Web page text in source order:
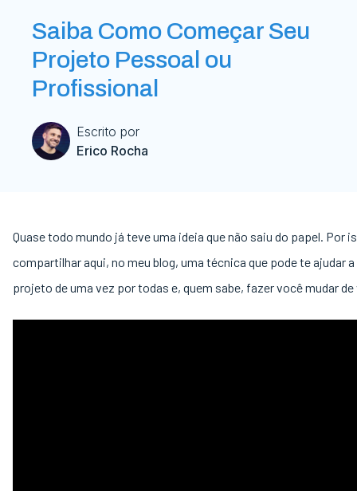
Saiba Como Começar Seu
Projeto Pessoal ou
Profissional
Escrito por
Erico Rocha
Quase todo mundo já teve uma ideia que não saiu do papel. Por
compartilhar aqui, no meu blog, uma técnica que pode te ajudar
projeto de uma vez por todas e, quem sabe, fazer você mudar de